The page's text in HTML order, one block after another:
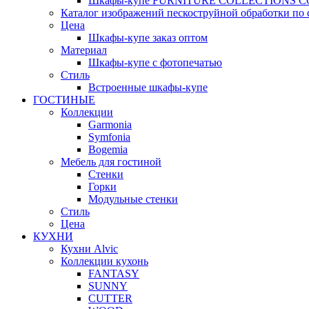
Каталог изображений пескоструйной обработки по
Цена
Шкафы-купе заказ оптом
Материал
Шкафы-купе с фотопечатью
Стиль
Встроенные шкафы-купе
ГОСТИНЫЕ
Коллекции
Garmonia
Symfonia
Bogemia
Мебель для гостиной
Стенки
Горки
Модульные стенки
Стиль
Цена
КУХНИ
Кухни Alvic
Коллекции кухонь
FANTASY
SUNNY
CUTTER